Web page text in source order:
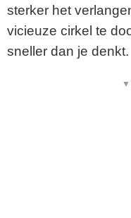
sterker het
vicieuze cirkel te
sneller dan je denkt.
▼